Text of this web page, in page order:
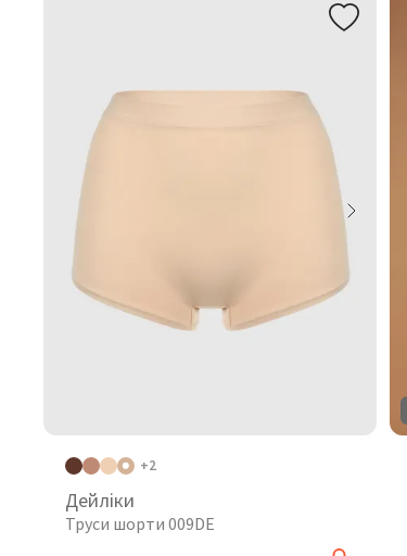
+2
Дейліки
Труси шорти 009DE